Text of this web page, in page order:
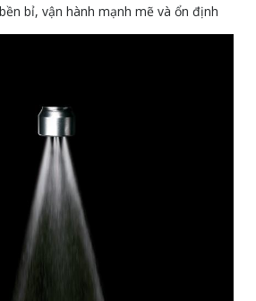
bỉ, vận hành mạnh mẽ và ổn định